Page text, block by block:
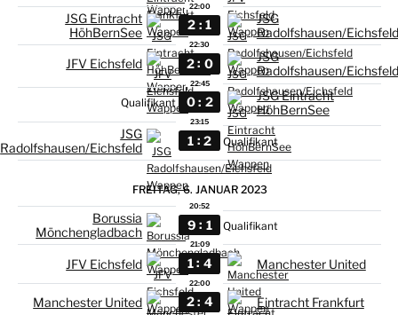
22:00
JSG Eintracht
HöhBernSee
2 : 1
JSG
Radolfshausen/Eichsfeld
22:30
JFV Eichsfeld 2 : 0
JSG
Radolfshausen/Eichsfeld
22:45
Qualifikant 0 : 2
JSG Eintracht
HöhBernSee
23:15
JSG
Radolfshausen/Eichsfeld
1 : 2 Qualifikant
FREITAG, 6. JANUAR 2023
20:52
Borussia
Mönchengladbach
9 : 1 Qualifikant
21:09
JFV Eichsfeld 1 : 4 Manchester United
22:00
Manchester United 2 : 4 Eintracht Frankfurt